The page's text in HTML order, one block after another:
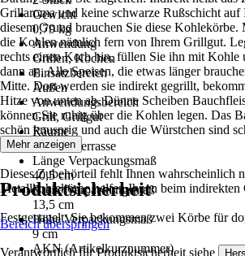
Gewicht
0,79 kg
Anwendung
Grillen, Kochen
Einsatzbereich
Außen
Anwendungsbereich
Grill, Grillgut
Räume
Garten, Terrasse
Länge Verpackungsmaß
40,5 cm
Breite Verpackungsmaß
13,5 cm
Höhe Verpackungsmaß
9 cm
AKN (Artikelkurznummer)
Grillaroma und keine schwarze Rußschicht auf
diesem Grund brauchen Sie diese Kohlekörbe.
die Kohlen nämlich fern von Ihrem Grillgut.
rechts einen Korb hin, füllen Sie ihn mit Kohle
dann an. Alle Speisen, die etwas länger
Mitte. Dort werden sie indirekt gegrillt,
Hitze von unten ab. Dünne Scheiben
können Sie ruhig über die Kohlen legen. Das
schön knusprig und auch die Würstchen sind
für den Verzehr.
Dieses Zubehörteil fehlt Ihnen wahrscheinlich
Metallkohlekörbe helfen Ihnen beim indirekten
Festgenagelt: Sie bekommen zwei Körbe für
Mehr anzeigen
Produktsicherheit
Bereich überspringen
Verantwortlich für Produktsicherheit siehe